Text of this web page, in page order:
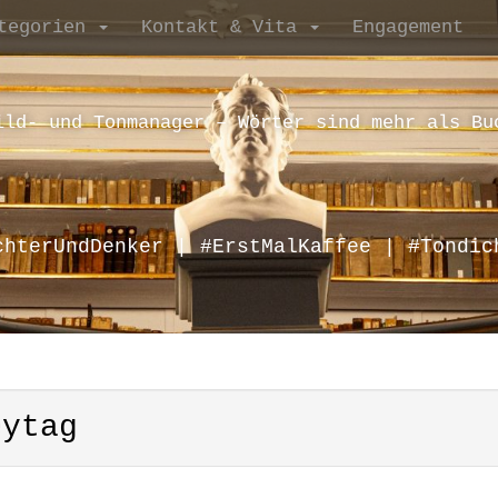
Kontakt & Vita Engagement
und Tonmanager – Wörter sind mehr als
| #ErstMalKaffee |